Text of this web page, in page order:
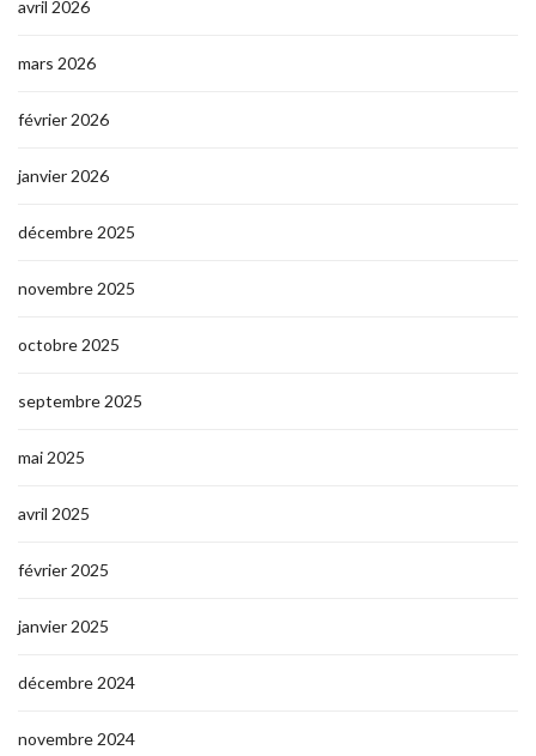
avril 2026
mars 2026
février 2026
janvier 2026
décembre 2025
novembre 2025
octobre 2025
septembre 2025
mai 2025
avril 2025
février 2025
janvier 2025
décembre 2024
novembre 2024